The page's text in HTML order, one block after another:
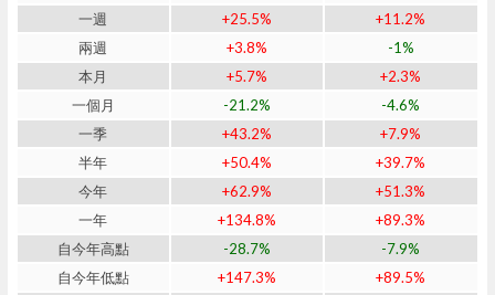
一週
+25.5%
+11.2%
兩週
+3.8%
-1%
本月
+5.7%
+2.3%
一個月
-21.2%
-4.6%
一季
+43.2%
+7.9%
半年
+50.4%
+39.7%
今年
+62.9%
+51.3%
一年
+134.8%
+89.3%
自今年高點
-28.7%
-7.9%
自今年低點
+147.3%
+89.5%